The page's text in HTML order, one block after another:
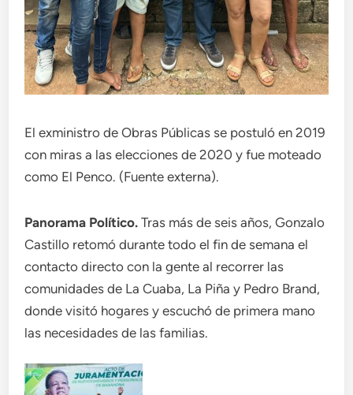
El exministro de Obras Públicas se postuló en 2019
con miras a las elecciones de 2020 y fue moteado
como El Penco. (Fuente externa).
Panorama Político.Tras más de seis años, Gonzalo
Castillo retomó durante todo el fin de semana el
contacto directo con la gente al recorrer las
comunidades de La Cuaba, La Piña y Pedro Brand,
donde visitó hogares y escuchó de primera mano
las necesidades de las familias.